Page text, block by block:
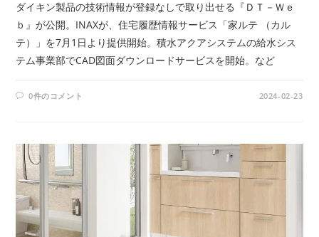
ダイキン製品の技術情報が登録なしで取り出せる『ＤＴ－Ｗｅ
ｂ』が公開。INAXが、住宅履歴情報サービス「家ルテ （カル
テ）」を7月1日より提供開始。積水アクアシステムの給水シス
テム事業部でCAD図面ダウンロードサービスを開始。など
0件のコメント 2024-02-23